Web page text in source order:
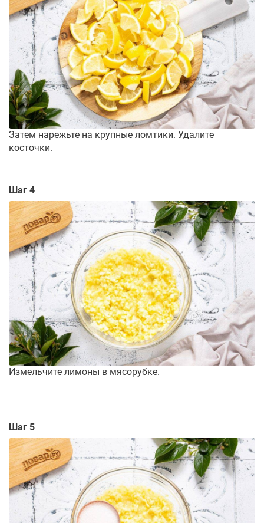
Затем нарежьте на крупные ломтики. Удалите
косточки.
Шаг 4
Измельчите лимоны в мясорубке.
Шаг 5